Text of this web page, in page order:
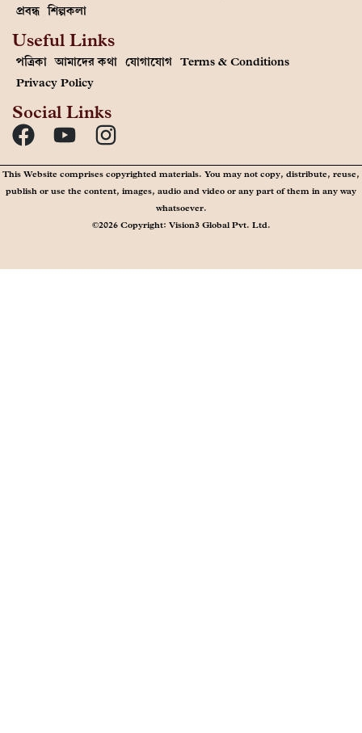
প্রবন্ধ শিল্পকলা
Useful Links
পত্রিকা আমাদের কথা যোগাযোগ Terms & Conditions
Privacy Policy
Social Links
This Website comprises copyrighted materials. You may not copy, distribute, reuse,
publish or use the content, images, audio and video or any part of them in any way
whatsoever.
©2026 Copyright: Vision3 Global Pvt. Ltd.